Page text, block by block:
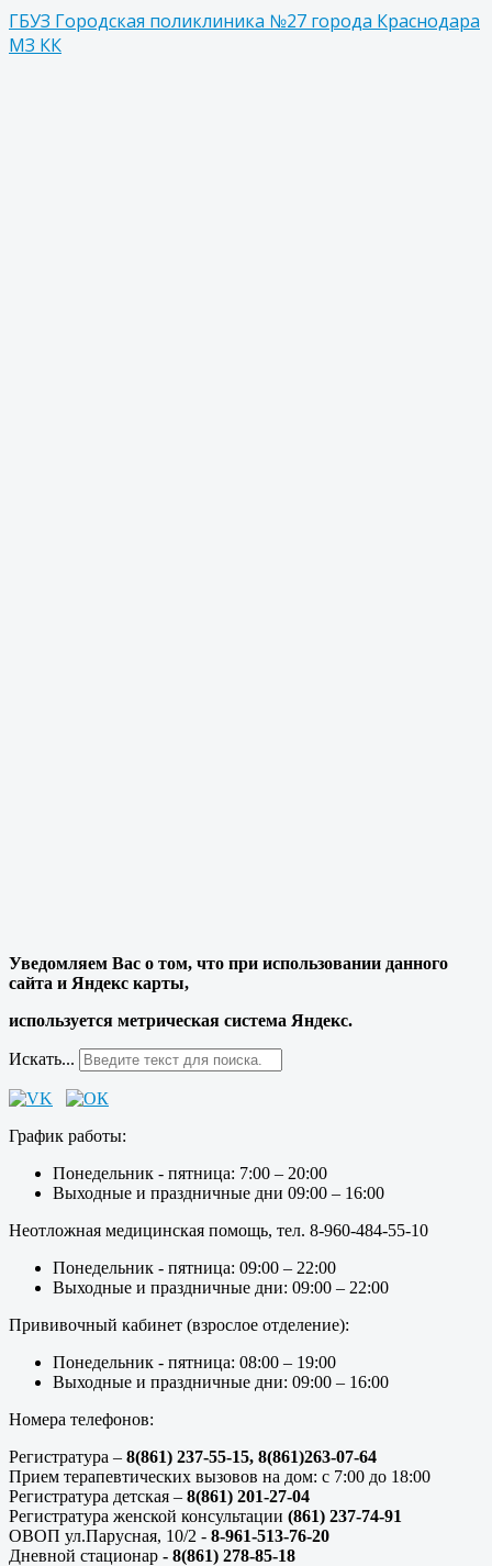
ГБУЗ Городская поликлиника №27 города Краснодара
МЗ КК
Уведомляем Вас о том, что при использовании данного
сайта и Яндекс карты,
используется метрическая система Яндекс.
Искать...
График работы:
Понедельник - пятница: 7:00 – 20:00
Выходные и праздничные дни 09:00 – 16:00
Неотложная медицинская помощь, тел. 8-960-484-55-10
Понедельник - пятница: 09:00 – 22:00
Выходные и праздничные дни: 09:00 – 22:00
Прививочный кабинет (взрослое отделение):
Понедельник - пятница: 08:00 – 19:00
Выходные и праздничные дни: 09:00 – 16:00
Номера телефонов:
Регистратура – 8(861) 237-55-15, 8(861)263-07-64
Прием терапевтических вызовов на дом: с 7:00 до 18:00
Регистратура детская – 8(861) 201-27-04
Регистратура женской консультации (861) 237-74-91
ОВОП ул.Парусная, 10/2 - 8-961-513-76-20
Дневной стационар - 8(861) 278-85-18